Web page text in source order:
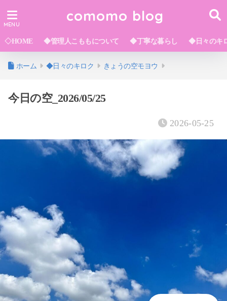
comomo blog
◇HOME ◆管理人こももについて ◆丁寧な暮らし ◆日々のキ
ホーム ◆日々のキロク きょうの空モヨウ
今日の空_2026/05/25
2026-05-25